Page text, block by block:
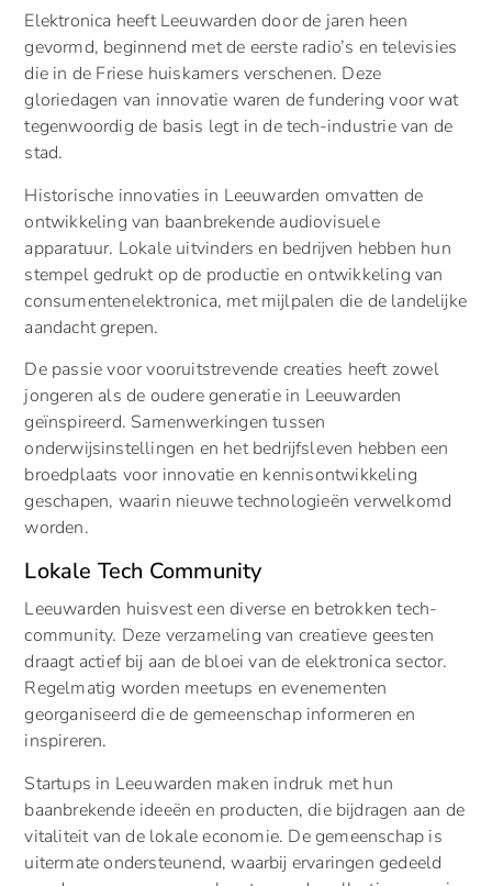
Elektronica heeft Leeuwarden door de jaren heen
gevormd, beginnend met de eerste radio’s en televisies
die in de Friese huiskamers verschenen. Deze
gloriedagen van innovatie waren de fundering voor wat
tegenwoordig de basis legt in de tech-industrie van de
stad.
Historische innovaties in Leeuwarden omvatten de
ontwikkeling van baanbrekende audiovisuele
apparatuur. Lokale uitvinders en bedrijven hebben hun
stempel gedrukt op de productie en ontwikkeling van
consumentenelektronica, met mijlpalen die de landelijke
aandacht grepen.
De passie voor vooruitstrevende creaties heeft zowel
jongeren als de oudere generatie in Leeuwarden
geïnspireerd. Samenwerkingen tussen
onderwijsinstellingen en het bedrijfsleven hebben een
broedplaats voor innovatie en kennisontwikkeling
geschapen, waarin nieuwe technologieën verwelkomd
worden.
Lokale Tech Community
Leeuwarden huisvest een diverse en betrokken tech-
community. Deze verzameling van creatieve geesten
draagt actief bij aan de bloei van de elektronica sector.
Regelmatig worden meetups en evenementen
georganiseerd die de gemeenschap informeren en
inspireren.
Startups in Leeuwarden maken indruk met hun
baanbrekende ideeën en producten, die bijdragen aan de
vitaliteit van de lokale economie. De gemeenschap is
uitermate ondersteunend, waarbij ervaringen gedeeld